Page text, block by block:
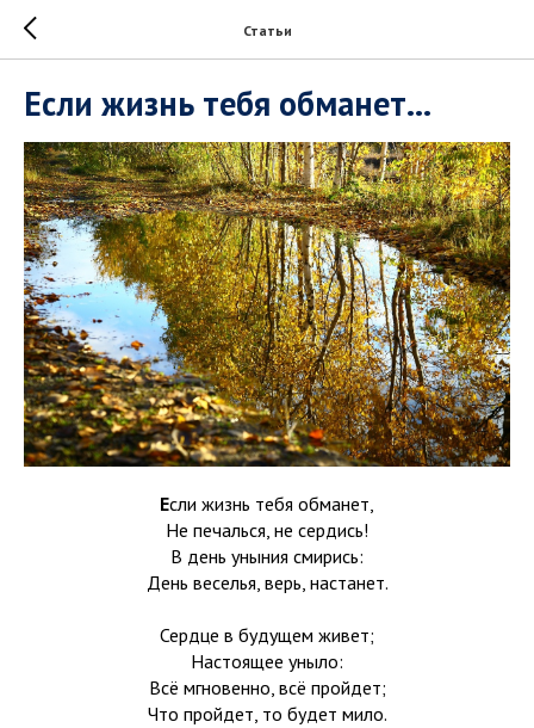
Статьи
Если жизнь тебя обманет...
Если жизнь тебя обманет,
Не печалься, не сердись!
В день уныния смирись:
День веселья, верь, настанет.
Сердце в будущем живет;
Настоящее уныло:
Всё мгновенно, всё пройдет;
Что пройдет, то будет мило.